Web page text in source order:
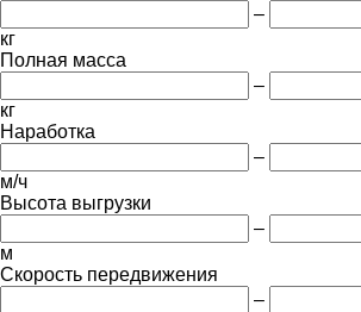
–
кг
Полная масса
–
кг
Наработка
–
м/ч
Высота выгрузки
–
м
Скорость передвижения
–